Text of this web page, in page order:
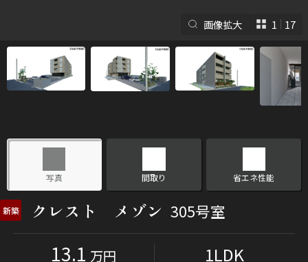
シャーメゾンとは
シャーメゾンセレクショ
ルームツアー
画像拡大 1 17
写真 間取り 省エネ性能
新築 クレスト メゾン 305号室
13.1 万円 1LDK